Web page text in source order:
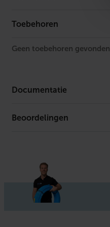
Merk
Toebehoren
Geen toebehoren gevonden
Documentatie
Beoordelingen